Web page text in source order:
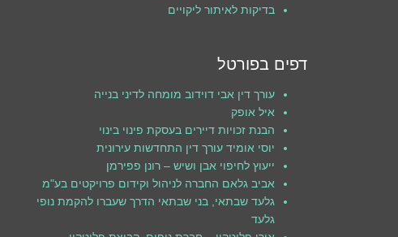
בדיקות לאיתור ליקויים
דפים בפורטל
עורך דין אבי דוידוב מומחה לדיני בנייה
איל אופק
הבנת זכויות דיירים בעסקת פינוי בינוי
יוסי אומיד עורך דין התחדשות עירונית
ייעוץ לחיפוי אבן ושיש – רונן פפירמן
אביב גלאם החברה לניהול וקידום פרויקטים בע"מ
גלעד שבתאי, בני שבתאי הדרך שעברו להקמת נופי
גלעד